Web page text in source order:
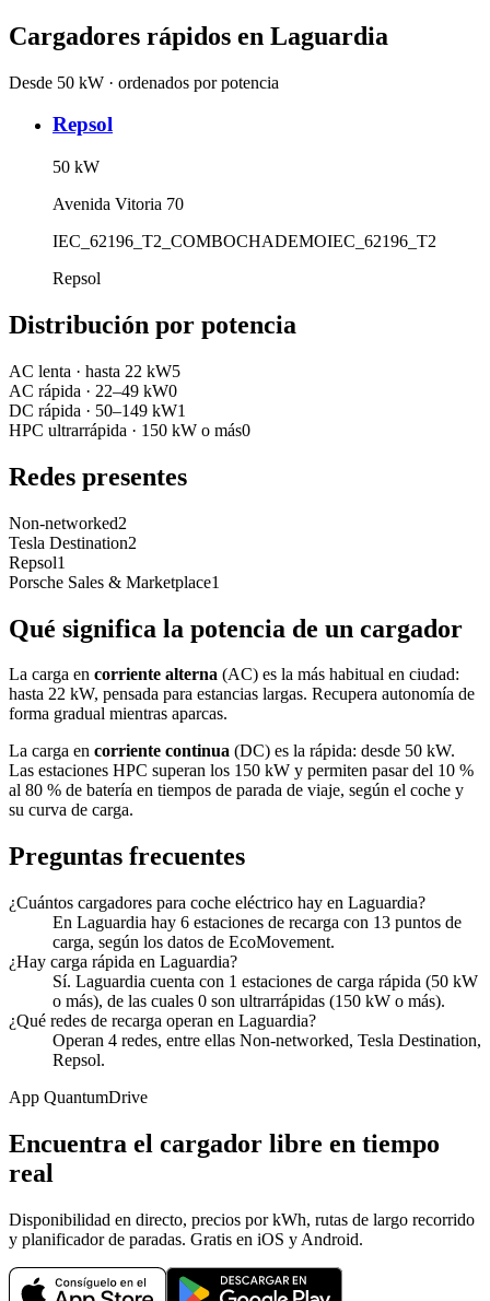
Cargadores rápidos en Laguardia
Desde 50 kW · ordenados por potencia
Repsol
50 kW
Avenida Vitoria 70
IEC_62196_T2_COMBOCHADEMOIEC_62196_T2
Repsol
Distribución por potencia
AC lenta · hasta 22 kW5
AC rápida · 22–49 kW0
DC rápida · 50–149 kW1
HPC ultrarrápida · 150 kW o más0
Redes presentes
Non-networked2
Tesla Destination2
Repsol1
Porsche Sales & Marketplace1
Qué significa la potencia de un cargador
La carga en corriente alterna (AC) es la más habitual en ciudad:
hasta 22 kW, pensada para estancias largas. Recupera autonomía de
forma gradual mientras aparcas.
La carga en corriente continua (DC) es la rápida: desde 50 kW.
Las estaciones HPC superan los 150 kW y permiten pasar del 10 %
al 80 % de batería en tiempos de parada de viaje, según el coche y
su curva de carga.
Preguntas frecuentes
¿Cuántos cargadores para coche eléctrico hay en Laguardia?
En Laguardia hay 6 estaciones de recarga con 13 puntos de
carga, según los datos de EcoMovement.
¿Hay carga rápida en Laguardia?
Sí. Laguardia cuenta con 1 estaciones de carga rápida (50 kW
o más), de las cuales 0 son ultrarrápidas (150 kW o más).
¿Qué redes de recarga operan en Laguardia?
Operan 4 redes, entre ellas Non-networked, Tesla Destination,
Repsol.
App QuantumDrive
Encuentra el cargador libre en tiempo
real
Disponibilidad en directo, precios por kWh, rutas de largo recorrido
y planificador de paradas. Gratis en iOS y Android.